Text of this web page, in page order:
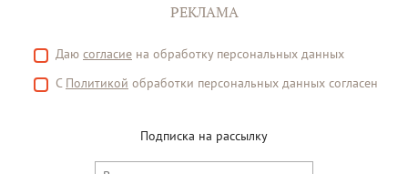
РЕКЛАМА
Даю согласие на обработку персональных данных
С Политикой обработки персональных данных согласен
Подписка на рассылку